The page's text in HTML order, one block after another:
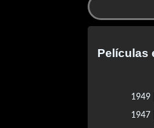
Películas
1949 |
1947 |